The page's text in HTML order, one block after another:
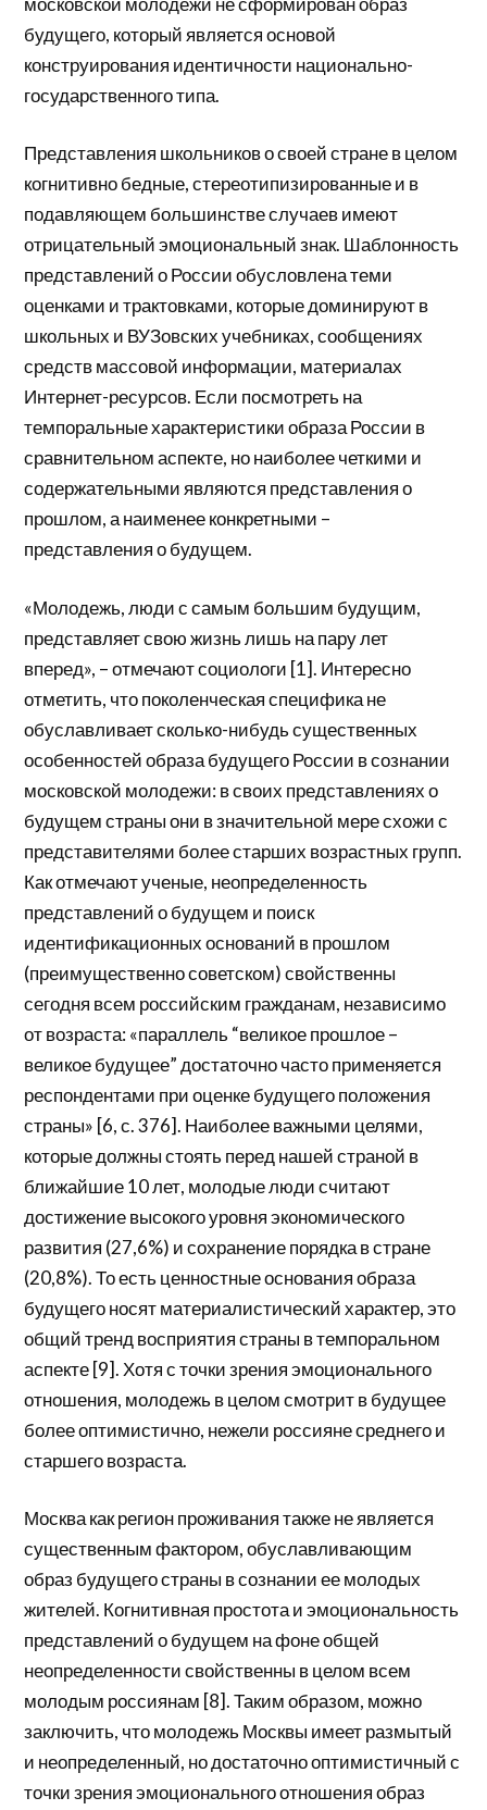
будущего, который является основой
конструирования идентичности национально-
государственного типа.
Представления школьников о своей стране в целом
когнитивно бедные, стереотипизированные и в
подавляющем большинстве случаев имеют
отрицательный эмоциональный знак. Шаблонность
представлений о России обусловлена теми
оценками и трактовками, которые доминируют в
школьных и ВУЗовских учебниках, сообщениях
средств массовой информации, материалах
Интернет-ресурсов. Если посмотреть на
темпоральные характеристики образа России в
сравнительном аспекте, но наиболее четкими и
содержательными являются представления о
прошлом, а наименее конкретными –
представления о будущем.
«Молодежь, люди с самым большим будущим,
представляет свою жизнь лишь на пару лет
вперед», – отмечают социологи [1]. Интересно
отметить, что поколенческая специфика не
обуславливает сколько-нибудь существенных
особенностей образа будущего России в сознании
московской молодежи: в своих представлениях о
будущем страны они в значительной мере схожи с
представителями более старших возрастных групп.
Как отмечают ученые, неопределенность
представлений о будущем и поиск
идентификационных оснований в прошлом
(преимущественно советском) свойственны
сегодня всем российским гражданам, независимо
от возраста: «параллель “великое прошлое –
великое будущее” достаточно часто применяется
респондентами при оценке будущего положения
страны» [6, с. 376]. Наиболее важными целями,
которые должны стоять перед нашей страной в
ближайшие 10 лет, молодые люди считают
достижение высокого уровня экономического
развития (27,6%) и сохранение порядка в стране
(20,8%). То есть ценностные основания образа
будущего носят материалистический характер, это
общий тренд восприятия страны в темпоральном
аспекте [9]. Хотя с точки зрения эмоционального
отношения, молодежь в целом смотрит в будущее
более оптимистично, нежели россияне среднего и
старшего возраста.
Москва как регион проживания также не является
существенным фактором, обуславливающим
образ будущего страны в сознании ее молодых
жителей. Когнитивная простота и эмоциональность
представлений о будущем на фоне общей
неопределенности свойственны в целом всем
молодым россиянам [8]. Таким образом, можно
заключить, что молодежь Москвы имеет размытый
и неопределенный, но достаточно оптимистичный с
точки зрения эмоционального отношения образ